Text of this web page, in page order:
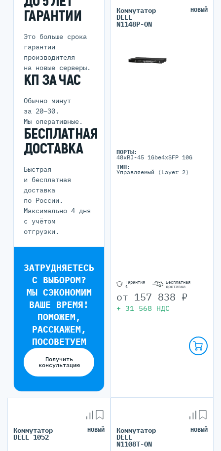
ГАРАНТИИ
Это больше срока
гарантии
производителя
на новые серверы.
КП ЗА ЧАС
Обычно минут
за 20–30.
Мы оперативные.
БЕСПЛАТНАЯ
ДОСТАВКА
Быстрая
и бесплатная
доставка
по России.
Максимально 4 дня
с учётом
отгрузки.
ЗАТРУДНЯЕТЕСЬ
С ВЫБОРОМ?
МЫ СЭКОНОМИМ
ВАШЕ ВРЕМЯ!
ПОМОЖЕМ,
РАССКАЖЕМ,
ПОСОВЕТУЕМ
Получить
консультацию
Коммутатор
DELL
N1148P-ON
НОВЫЙ
ПОРТЫ:
48xRJ-45 1Gbe4xSFP 10G
ТИП:
Управляемый (Layer 2)
Гарантия
1
Бесплатная
доставка
от 157 838 ₽
+ 31 568 НДС
Коммутатор
DELL 1052
НОВЫЙ Коммутатор
DELL
N1108T-ON
НОВЫЙ